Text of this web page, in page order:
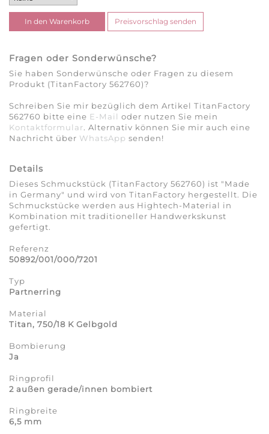
Fragen oder Sonderwünsche?
Sie haben Sonderwünsche oder Fragen zu diesem
Produkt (TitanFactory 562760)?
Schreiben Sie mir bezüglich dem Artikel TitanFactory
562760 bitte eine E-Mail oder nutzen Sie mein
Kontaktformular. Alternativ können Sie mir auch eine
Nachricht über WhatsApp senden!
Details
Dieses Schmuckstück (TitanFactory 562760) ist "Made
in Germany" und wird von TitanFactory hergestellt. Die
Schmuckstücke werden aus Hightech-Material in
Kombination mit traditioneller Handwerkskunst
gefertigt.
Referenz
50892/001/000/7201
Typ
Partnerring
Material
Titan, 750/18 K Gelbgold
Bombierung
Ja
Ringprofil
2 außen gerade/innen bombiert
Ringbreite
6,5 mm